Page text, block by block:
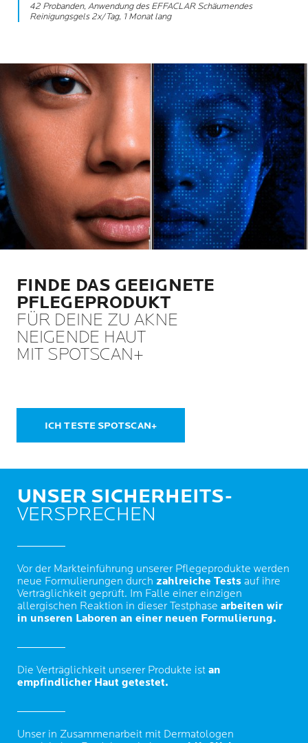
42 Probanden, Anwendung des EFFACLAR Schäumendes
Reinigungsgels 2x/Tag, 1 Monat lang
FINDE DAS GEEIGNETE
PFLEGEPRODUKT
FÜR DEINE ZU AKNE
NEIGENDE HAUT
MIT SPOTSCAN+
ICH TESTE SPOTSCAN+
UNSER SICHERHEITS-
VERSPRECHEN
Vor der Markteinführung unserer Pflegeprodukte werden
neue Formulierungen durch zahlreiche Tests auf ihre
Verträglichkeit geprüft. Im Falle einer einzigen
allergischen Reaktion in dieser Testphase arbeiten wir
in unseren Laboren an einer neuen Formulierung.
Die Verträglichkeit unserer Produkte ist an
empfindlicher Haut getestet.
Unser in Zusammenarbeit mit Dermatologen